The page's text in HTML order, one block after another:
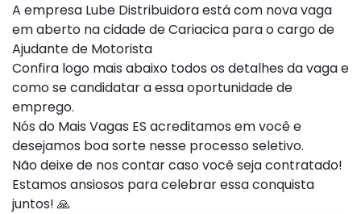
A empresa Lube Distribuidora está com nova vaga
em aberto na cidade de Cariacica para o cargo de
Ajudante de Motorista
Confira logo mais abaixo todos os detalhes da vaga e
como se candidatar a essa oportunidade de
emprego.
Nós do Mais Vagas ES acreditamos em você e
desejamos boa sorte nesse processo seletivo.
Não deixe de nos contar caso você seja contratado!
Estamos ansiosos para celebrar essa conquista
juntos! 🙏